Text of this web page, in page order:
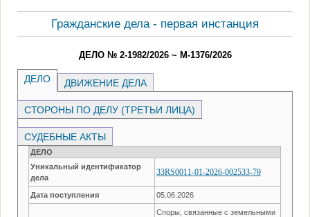
Гражданские дела - первая инстанция
ДЕЛО № 2-1982/2026 ~ М-1376/2026
ДЕЛО ДВИЖЕНИЕ ДЕЛА
СТОРОНЫ ПО ДЕЛУ (ТРЕТЬИ ЛИЦА)
СУДЕБНЫЕ АКТЫ
ДЕЛО
Уникальный идентификатор
дела
33RS0011-01-2026-002533-79
Дата поступления 05.06.2026
Споры, связанные с земельными